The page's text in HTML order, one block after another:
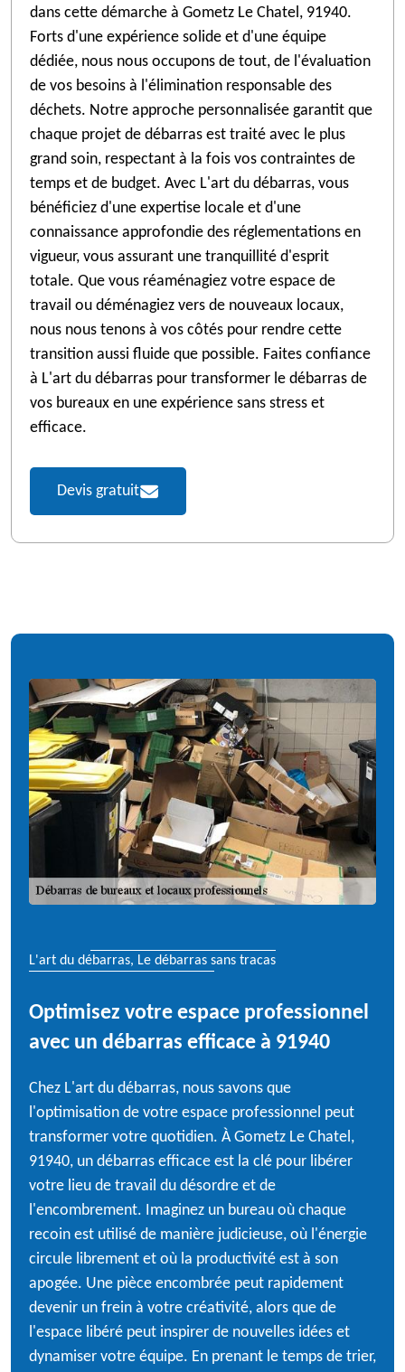
dans cette démarche à Gometz Le Chatel, 91940.
Forts d'une expérience solide et d'une équipe
dédiée, nous nous occupons de tout, de l'évaluation
de vos besoins à l'élimination responsable des
déchets. Notre approche personnalisée garantit que
chaque projet de débarras est traité avec le plus
grand soin, respectant à la fois vos contraintes de
temps et de budget. Avec L'art du débarras, vous
bénéficiez d'une expertise locale et d'une
connaissance approfondie des réglementations en
vigueur, vous assurant une tranquillité d'esprit
totale. Que vous réaménagiez votre espace de
travail ou déménagiez vers de nouveaux locaux,
nous nous tenons à vos côtés pour rendre cette
transition aussi fluide que possible. Faites confiance
à L'art du débarras pour transformer le débarras de
vos bureaux en une expérience sans stress et
efficace.
Devis gratuit
L'art du débarras, Le débarras sans tracas
Optimisez votre espace professionnel
avec un débarras efficace à 91940
Chez L'art du débarras, nous savons que
l'optimisation de votre espace professionnel peut
transformer votre quotidien. À Gometz Le Chatel,
91940, un débarras efficace est la clé pour libérer
votre lieu de travail du désordre et de
l'encombrement. Imaginez un bureau où chaque
recoin est utilisé de manière judicieuse, où l'énergie
circule librement et où la productivité est à son
apogée. Une pièce encombrée peut rapidement
devenir un frein à votre créativité, alors que de
l'espace libéré peut inspirer de nouvelles idées et
dynamiser votre équipe. En prenant le temps de trier,